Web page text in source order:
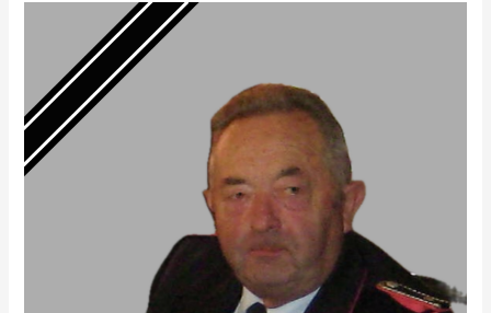
Feuerwehr
Herzlake
trauert
um
Bernhard